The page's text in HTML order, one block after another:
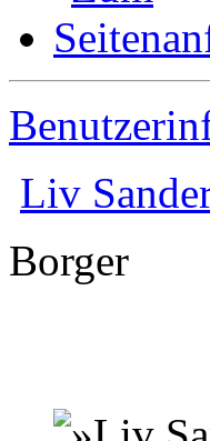
Liv
Borger